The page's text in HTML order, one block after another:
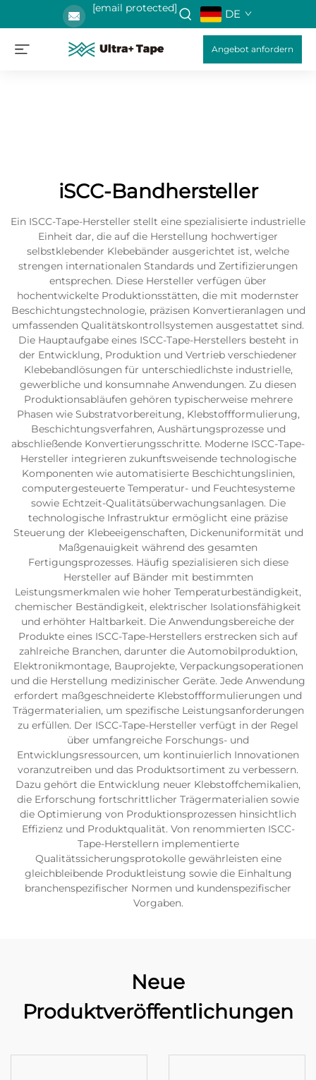
[email protected] DE
Angebot anfordern
iSCC-Bandhersteller
Ein ISCC-Tape-Hersteller stellt eine spezialisierte industrielle
Einheit dar, die auf die Herstellung hochwertiger
selbstklebender Klebebänder ausgerichtet ist, welche
strengen internationalen Standards und Zertifizierungen
entsprechen. Diese Hersteller verfügen über
hochentwickelte Produktionsstätten, die mit modernster
Beschichtungstechnologie, präzisen Konvertieranlagen und
umfassenden Qualitätskontrollsystemen ausgestattet sind.
Die Hauptaufgabe eines ISCC-Tape-Herstellers besteht in
der Entwicklung, Produktion und Vertrieb verschiedener
Klebebandlösungen für unterschiedlichste industrielle,
gewerbliche und konsumnahe Anwendungen. Zu diesen
Produktionsabläufen gehören typischerweise mehrere
Phasen wie Substratvorbereitung, Klebstoffformulierung,
Beschichtungsverfahren, Aushärtungsprozesse und
abschließende Konvertierungsschritte. Moderne ISCC-Tape-
Hersteller integrieren zukunftsweisende technologische
Komponenten wie automatisierte Beschichtungslinien,
computergesteuerte Temperatur- und Feuchtesysteme
sowie Echtzeit-Qualitätsüberwachungsanlagen. Die
technologische Infrastruktur ermöglicht eine präzise
Steuerung der Klebeeigenschaften, Dickenuniformität und
Maßgenauigkeit während des gesamten
Fertigungsprozesses. Häufig spezialisieren sich diese
Hersteller auf Bänder mit bestimmten
Leistungsmerkmalen wie hoher Temperaturbeständigkeit,
chemischer Beständigkeit, elektrischer Isolationsfähigkeit
und erhöhter Haltbarkeit. Die Anwendungsbereiche der
Produkte eines ISCC-Tape-Herstellers erstrecken sich auf
zahlreiche Branchen, darunter die Automobilproduktion,
Elektronikmontage, Bauprojekte, Verpackungsoperationen
und die Herstellung medizinischer Geräte. Jede Anwendung
erfordert maßgeschneiderte Klebstoffformulierungen und
Trägermaterialien, um spezifische Leistungsanforderungen
zu erfüllen. Der ISCC-Tape-Hersteller verfügt in der Regel
über umfangreiche Forschungs- und
Entwicklungsressourcen, um kontinuierlich Innovationen
voranzutreiben und das Produktsortiment zu verbessern.
Dazu gehört die Entwicklung neuer Klebstoffchemikalien,
die Erforschung fortschrittlicher Trägermaterialien sowie
die Optimierung von Produktionsprozessen hinsichtlich
Effizienz und Produktqualität. Von renommierten ISCC-
Tape-Herstellern implementierte
Qualitätssicherungsprotokolle gewährleisten eine
gleichbleibende Produktleistung sowie die Einhaltung
branchenspezifischer Normen und kundenspezifischer
Vorgaben.
Neue
Produktveröffentlichungen